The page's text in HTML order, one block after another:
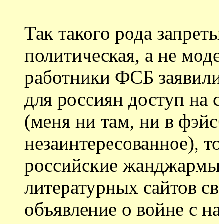
Так такого рода
политическая, а не
работники ФСБ
для россиян доступ
(меня ни там, ни в
незаинтересованное),
российские
литературных сайтов
объявление о войне с